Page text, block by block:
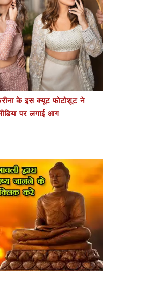
के इस क्यूट फोटोशूट ने
पर लगाई आग